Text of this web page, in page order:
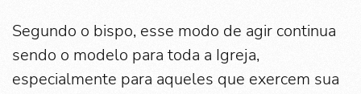
Segundo o bispo, esse modo de agir continua
sendo o modelo para toda a Igreja,
especialmente para aqueles que exercem sua